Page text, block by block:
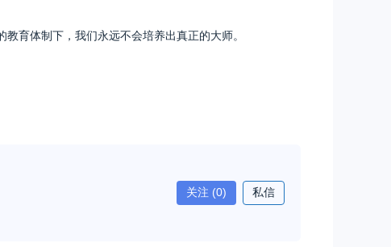
育体制下，我们永远不会培养出真正的大师。
关注 (0) 私信